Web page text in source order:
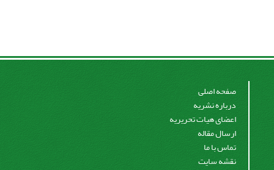
صفحه اصلی
درباره نشریه
اعضای هیات تحریریه
ارسال مقاله
تماس با ما
نقشه سایت